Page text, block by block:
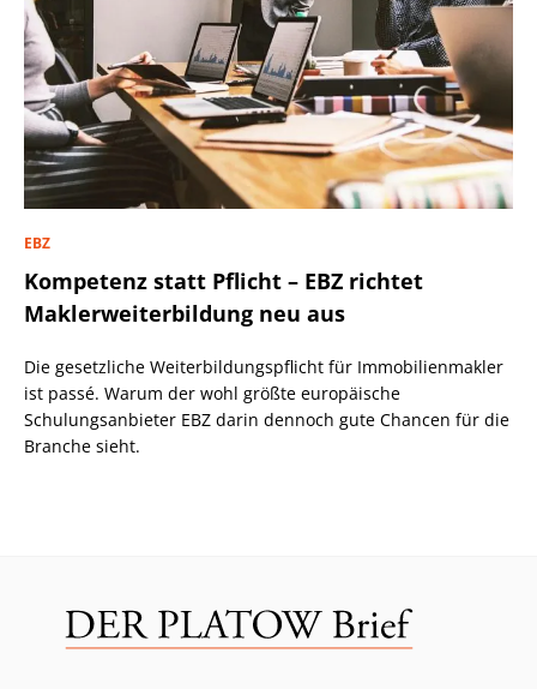
EBZ
Kompetenz statt Pflicht – EBZ richtet
Maklerweiterbildung neu aus
Die gesetzliche Weiterbildungspflicht für Immobilienmakler
ist passé. Warum der wohl größte europäische
Schulungsanbieter EBZ darin dennoch gute Chancen für die
Branche sieht.